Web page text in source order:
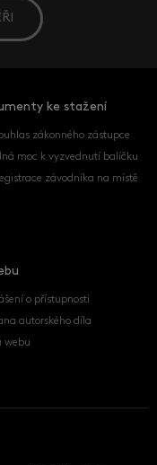
ke stažení
zákonného zástupce
moc k vyzvednutí balíčku
závodníka na místě
o přístupnosti
autorského díla
webu